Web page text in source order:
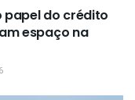
papel do crédito
espaço na